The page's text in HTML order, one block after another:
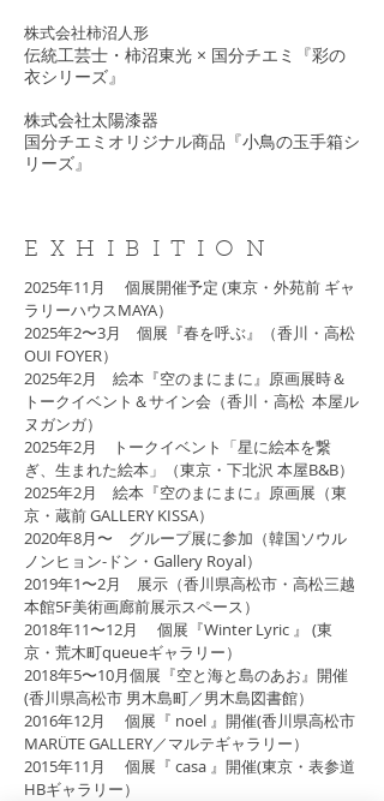
​株式会社柿沼人形
伝統工芸士・柿沼東光 × 国分チエミ​『彩の
衣シリーズ』
株式会社太陽漆器
​国分チエミオリジナル商品『小鳥の玉手箱シ
リーズ』
EXHIBITION
2025年11月 個展開催予定 (東京・外苑前 ギャ
ラリーハウスMAYA）
2025年2〜3月 個展『春を呼ぶ』（香川・高松
OUI FOYER）
2025年2月 絵本『空のまにまに』原画展時＆
トークイベント＆サイン会（香川・高松 本屋ル
ヌガンガ）
2025年2月 トークイベント「星に絵本を繋
ぎ、生まれた絵本」（東京・下北沢 本屋B&B）
2025年2月 絵本『空のまにまに』原画展（東
京・蔵前 GALLERY KISSA）
2020年8月〜 グループ展に参加（韓国ソウル
ノンヒョン-ドン・Gallery Royal）
2019年1〜2月 展示（香川県高松市・高松三越
本館5F美術画廊前展示スペース）
2018年11〜12月 個展『Winter Lyric 』 (東
京・荒木町queueギャラリー）
2018年5〜10月個展『空と海と島のあお』開催
(香川県高松市 男木島町／男木島図書館）
2016年12月 個展『 noel 』開催(香川県高松市
MARÜTE GALLERY／マルテギャラリー）
2015年11月 個展『 casa 』開催(東京・表参道
HBギャラリー）